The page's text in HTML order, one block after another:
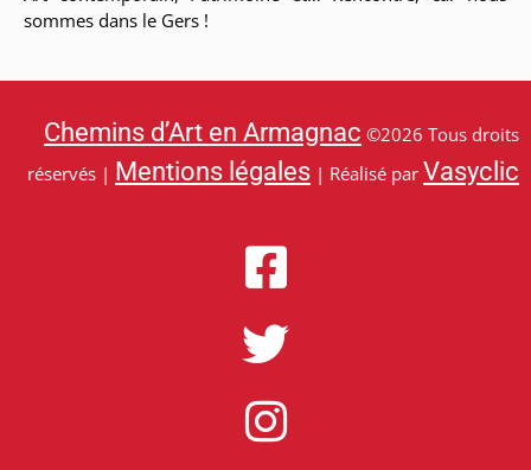
sommes dans le Gers !
Chemins d’Art en Armagnac ©2026 Tous droits
réservés | Mentions légales | Réalisé par Vasyclic